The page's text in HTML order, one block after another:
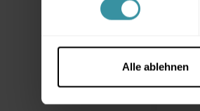
Alle ablehnen
Über
So